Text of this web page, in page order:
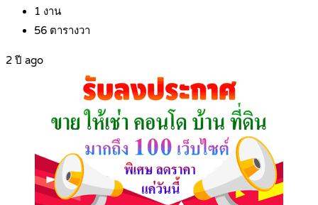
1 งาน
56 ตารางวา
2 ปี ago